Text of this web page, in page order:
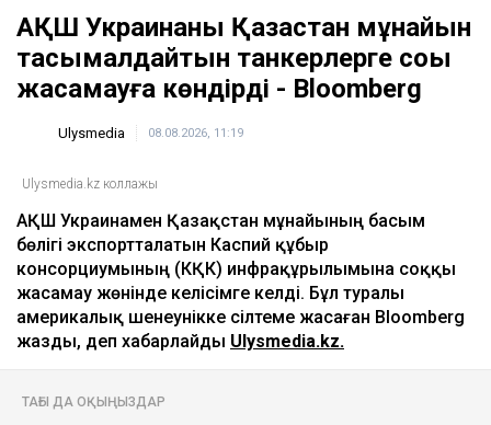
АҚШ Украинаны Қазақстан мұнайын
тасымалдайтын танкерлерге соққы
жасамауға көндірді - Bloomberg
Ulysmedia 08.08.2026, 11:19